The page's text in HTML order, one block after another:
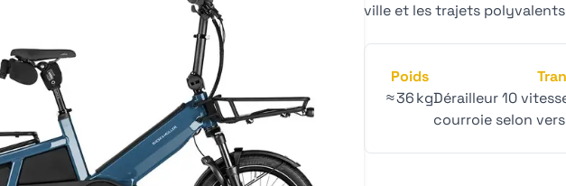
ville et les trajets
Poids
≈ 36 kgDérailleur 10
courroie selon